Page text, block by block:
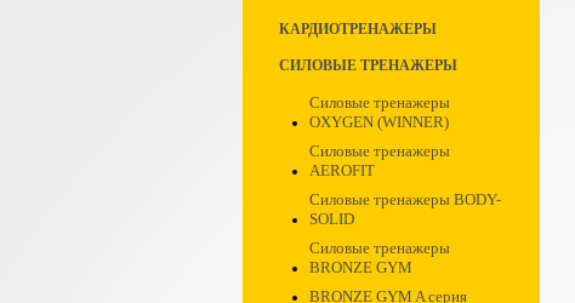
КАРДИОТРЕНАЖЕРЫ
СИЛОВЫЕ ТРЕНАЖЕРЫ
Силовые тренажеры
OXYGEN (WINNER)
Силовые тренажеры
AEROFIT
Силовые тренажеры BODY-
SOLID
Силовые тренажеры
BRONZE GYM
BRONZE GYM A серия